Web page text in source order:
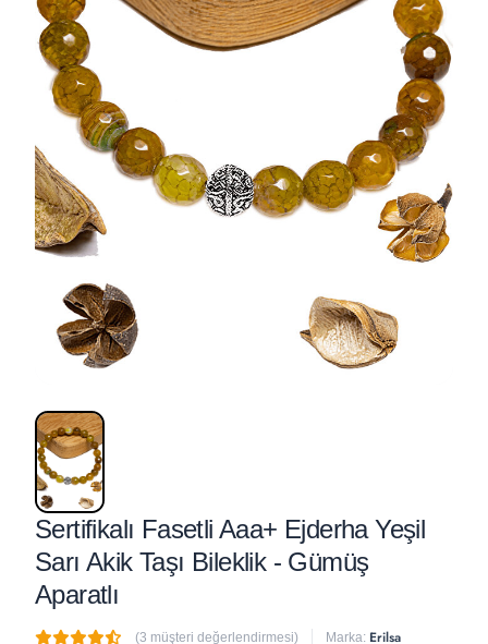
Sertifikalı Fasetli Aaa+ Ejderha Yeşil
Sarı Akik Taşı Bileklik - Gümüş
Aparatlı
(3 müşteri değerlendirmesi) Marka: Erilsa